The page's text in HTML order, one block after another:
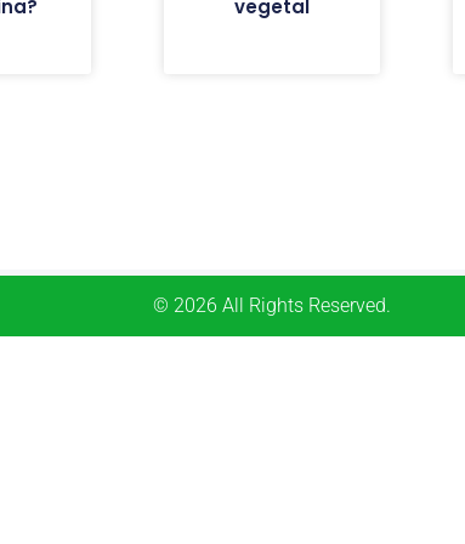
vegetal
© 2026 All Rights Reserved.